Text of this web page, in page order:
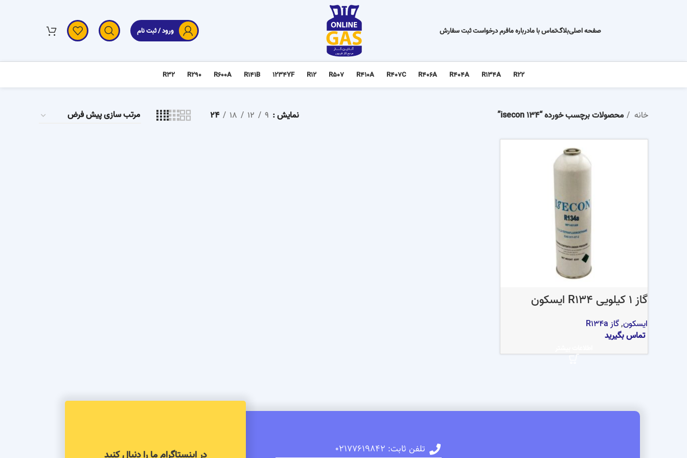
صفحه اصلیبلاگتماس با مادرباره مافرم درخواست ثبت سفارش ورود / ثبت نام
R22
R134A
R404A
R406A
R407C
R410A
R507
R12
1234YF
R141B
R600A
R290
R32
خانه محصولات برچسب خورده “isecon 134” نمایش 9
12
18
24
گاز 1 کیلویی R134 ایسکون
ایسکون,گاز R134a
تماس بگیرید
تلفن ثابت: 02177619842